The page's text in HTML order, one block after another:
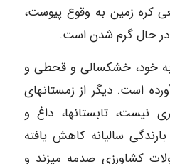
کره زمین به وقوع پیوست،
در حال گرم شدن است.
خود، خشکسالی و قحطی و
است. دیگر از زمستانهای
نیست، تابستانها، داغ و
سالیانه کاهش یافته
کشاورزی صدمه میزند و